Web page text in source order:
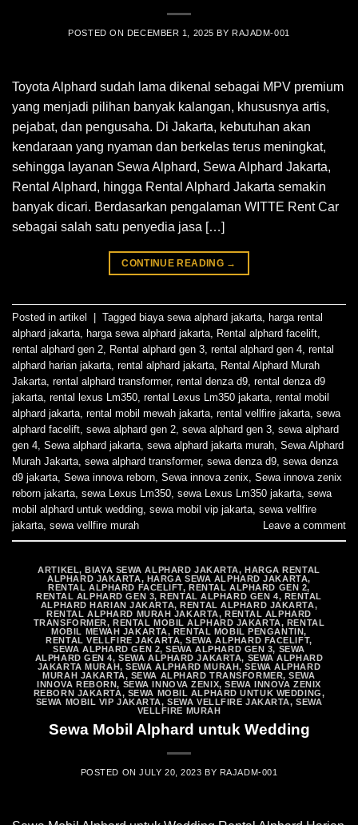
POSTED ON DECEMBER 1, 2025 BY RAJADM-001
Toyota Alphard sudah lama dikenal sebagai MPV premium
yang menjadi pilihan banyak kalangan, khususnya artis,
pejabat, dan pengusaha. Di Jakarta, kebutuhan akan
kendaraan yang nyaman dan berkelas terus meningkat,
sehingga layanan Sewa Alphard, Sewa Alphard Jakarta,
Rental Alphard, hingga Rental Alphard Jakarta semakin
banyak dicari. Berdasarkan pengalaman WITTE Rent Car
sebagai salah satu penyedia jasa […]
CONTINUE READING →
Posted in artikel Tagged biaya sewa alphard jakarta, harga rental
alphard jakarta, harga sewa alphard jakarta, Rental alphard facelift,
rental alphard gen 2, Rental alphard gen 3, rental alphard gen 4, rental
alphard harian jakarta, rental alphard jakarta, Rental Alphard Murah
Jakarta, rental alphard transformer, rental denza d9, rental denza d9
jakarta, rental lexus Lm350, rental Lexus Lm350 jakarta, rental mobil
alphard jakarta, rental mobil mewah jakarta, rental vellfire jakarta, sewa
alphard facelift, sewa alphard gen 2, sewa alphard gen 3, sewa alphard
gen 4, Sewa alphard jakarta, sewa alphard jakarta murah, Sewa Alphard
Murah Jakarta, sewa alphard transformer, sewa denza d9, sewa denza
d9 jakarta, Sewa innova reborn, Sewa innova zenix, Sewa innova zenix
reborn jakarta, sewa Lexus Lm350, sewa Lexus Lm350 jakarta, sewa
mobil alphard untuk wedding, sewa mobil vip jakarta, sewa vellfire
jakarta, sewa vellfire murah Leave a comment
ARTIKEL,BIAYA SEWA ALPHARD JAKARTA, HARGA RENTAL
ALPHARD JAKARTA, HARGA SEWA ALPHARD JAKARTA,
RENTAL ALPHARD FACELIFT,RENTAL ALPHARD GEN 2,
RENTAL ALPHARD GEN 3,RENTAL ALPHARD GEN 4, RENTAL
ALPHARD HARIAN JAKARTA,RENTAL ALPHARD JAKARTA,
RENTAL ALPHARD MURAH JAKARTA, RENTAL ALPHARD
TRANSFORMER,RENTAL MOBIL ALPHARD JAKARTA, RENTAL
MOBIL MEWAH JAKARTA, RENTAL MOBIL PENGANTIN,
RENTAL VELLFIRE JAKARTA,SEWA ALPHARD FACELIFT,
SEWA ALPHARD GEN 2,SEWA ALPHARD GEN 3, SEWA
ALPHARD GEN 4,SEWA ALPHARD JAKARTA, SEWA ALPHARD
JAKARTA MURAH,SEWA ALPHARD MURAH,SEWA ALPHARD
MURAH JAKARTA, SEWA ALPHARD TRANSFORMER,SEWA
INNOVA REBORN, SEWA INNOVA ZENIX,SEWA INNOVA ZENIX
REBORN JAKARTA, SEWA MOBIL ALPHARD UNTUK WEDDING,
SEWA MOBIL VIP JAKARTA,SEWA VELLFIRE JAKARTA,SEWA
VELLFIRE MURAH
Sewa Mobil Alphard untuk Wedding
POSTED ONJULY 20, 2023 BY RAJADM-001